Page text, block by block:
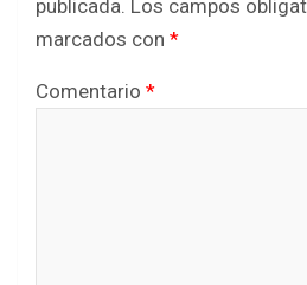
publicada. Los campos
marcados con *
Comentario *